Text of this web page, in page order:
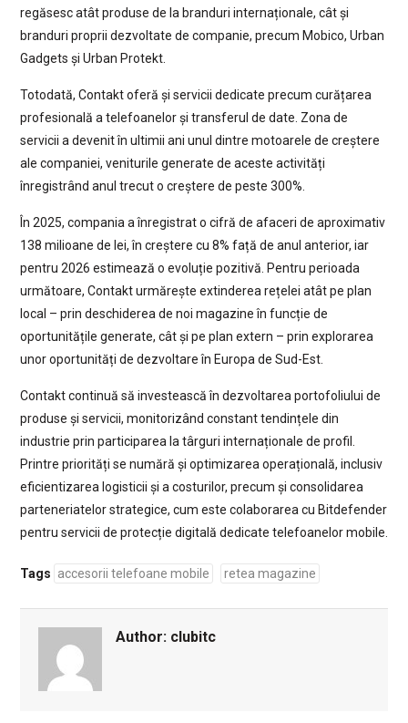
regăsesc atât produse de la branduri internaționale, cât și
branduri proprii dezvoltate de companie, precum Mobico, Urban
Gadgets și Urban Protekt.
Totodată, Contakt oferă și servicii dedicate precum curățarea
profesională a telefoanelor și transferul de date. Zona de
servicii a devenit în ultimii ani unul dintre motoarele de creștere
ale companiei, veniturile generate de aceste activități
înregistrând anul trecut o creștere de peste 300%.
În 2025, compania a înregistrat o cifră de afaceri de aproximativ
138 milioane de lei, în creștere cu 8% față de anul anterior, iar
pentru 2026 estimează o evoluție pozitivă. Pentru perioada
următoare, Contakt urmărește extinderea rețelei atât pe plan
local – prin deschiderea de noi magazine în funcție de
oportunitățile generate, cât și pe plan extern – prin explorarea
unor oportunități de dezvoltare în Europa de Sud-Est.
Contakt continuă să investească în dezvoltarea portofoliului de
produse și servicii, monitorizând constant tendințele din
industrie prin participarea la târguri internaționale de profil.
Printre priorități se numără și optimizarea operațională, inclusiv
eficientizarea logisticii și a costurilor, precum și consolidarea
parteneriatelor strategice, cum este colaborarea cu Bitdefender
pentru servicii de protecție digitală dedicate telefoanelor mobile.
Tags accesorii telefoane mobile retea magazine
Author: clubitc